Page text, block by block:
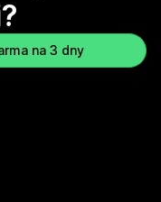
na 3 dny